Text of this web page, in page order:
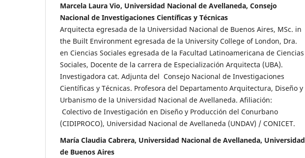
Marcela Laura Vio, Universidad Nacional de Avellaneda, Consejo
Nacional de Investigaciones Científicas y Técnicas
Arquitecta egresada de la Universidad Nacional de Buenos Aires, MSc. in
the Built Environment egresada de la University College of London, Dra.
en Ciencias Sociales egresada de la Facultad Latinoamericana de Ciencias
Sociales, Docente de la carrera de Especialización Arquitecta (UBA).
Investigadora cat. Adjunta del Consejo Nacional de Investigaciones
Científicas y Técnicas. Profesora del Departamento Arquitectura, Diseño y
Urbanismo de la Universidad Nacional de Avellaneda. Afiliación:
Colectivo de Investigación en Diseño y Producción del Conurbano
(CIDIPROCO), Universidad Nacional de Avellaneda (UNDAV) / CONICET.
María Claudia Cabrera, Universidad Nacional de Avellaneda, Universidad
de Buenos Aires